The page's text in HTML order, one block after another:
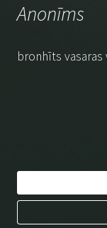
Anonīms
bronhīts vasaras